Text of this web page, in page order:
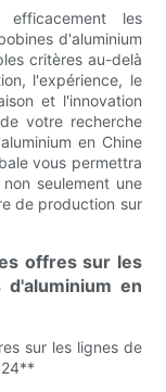
les
d'aluminium
critères au-delà
l'expérience, le
et l'innovation
votre recherche
en Chine
vous permettra
seulement une
de production sur
offres sur les
en
sur les lignes de